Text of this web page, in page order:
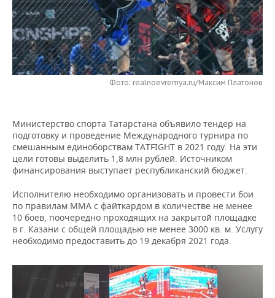
НЕФТЕХИМИЯ
НЕФТЬ
ОПК
РОЗНИЧНАЯ ТОРГОВЛЯ
ТРАНСПОРТ
НОВОСТИ ТЕХНОЛОГИЙ
IT
МЕРОПРИЯТИЯ
НОВОСТИ МЕРОПРИЯТИЙ
ВЫЕЗДНАЯ РЕДАКЦИЯ
ONLINE-КОНФЕРЕНЦИИ
ОТКРЫТАЯ ЛЕКЦИЯ
СПОРТ
ХОККЕЙ
БАСКЕТБОЛ
ВОЛЕЙБОЛ
КИБЕРСПОРТ
ФИГУРНОЕ КАТАНИЕ
ВОДНЫЕ ВИДЫ СПОРТА
ВЛАСТЬ
ИНФРАСТРУКТУРА
ИСТОРИЯ
КУЛЬТУРА
МЕДИЦИНА
ОБРАЗОВАНИЕ
СЮЖЕТЫ
СПРАВОЧНИК
СПИСОК ПЕРСОН
СПИСОК КОМПАНИЙ
ПОЛНАЯ ВЕРСИЯ
Фото: realnoevremya.ru/Максим Платонов
Министерство спорта Татарстана объявило тендер на
подготовку и проведение Международного турнира по
смешанным единоборствам TATFIGHT в 2021 году. На эти
цели готовы выделить 1,8 млн рублей. Источником
финансирования выступает республиканский бюджет.
Исполнителю необходимо организовать и провести бои
по правилам ММА с файткардом в количестве не менее
10 боев, поочередно проходящих на закрытой площадке
в г. Казани с общей площадью не менее 3000 кв. м. Услугу
необходимо предоставить до 19 декабря 2021 года.